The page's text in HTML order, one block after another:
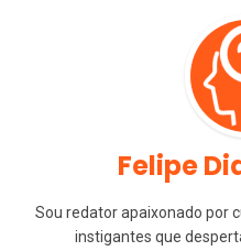
Felipe
Sou redator apaixonado por
instigantes que